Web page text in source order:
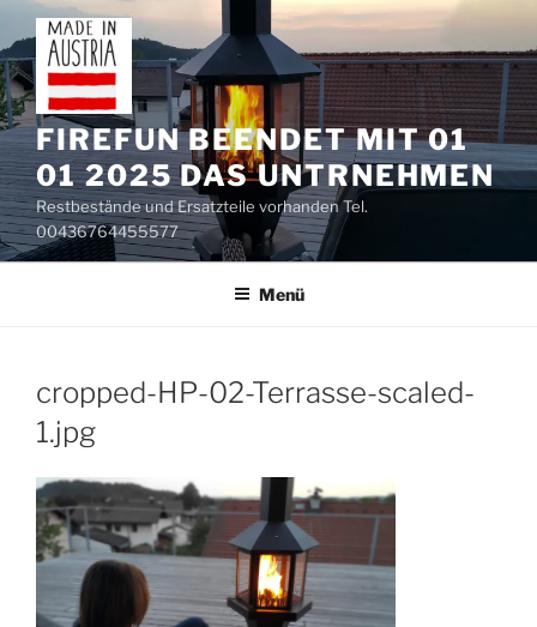
Zum
Inhalt
springen
FIREFUN BEENDET MIT 01
01 2025 DAS UNTRNEHMEN
Restbestände und Ersatzteile vorhanden Tel.
00436764455577
Menü
cropped-HP-02-Terrasse-scaled-
1.jpg